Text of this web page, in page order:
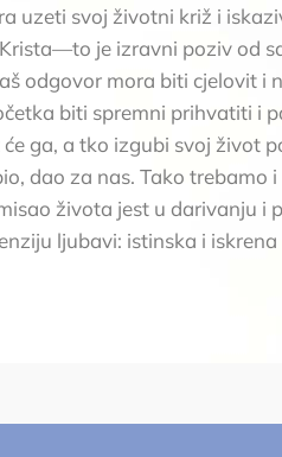
uzeti svoj životni križ i
je izravni poziv od
odgovor mora biti cjelovit i
biti spremni prihvatiti i
ga, a tko izgubi svoj život
dao za nas. Tako trebamo
života jest u darivanju i
ljubavi: istinska i